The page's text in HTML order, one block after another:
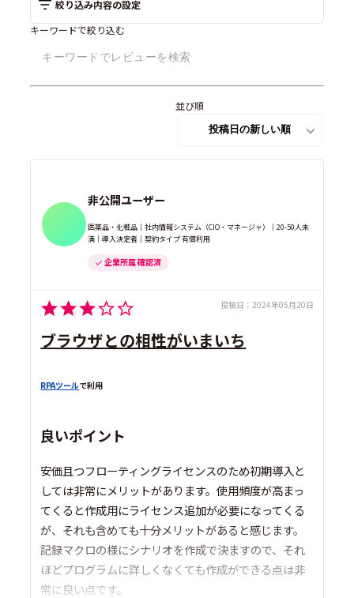
絞り込み内容の設定
キーワードで絞り込む
並び順
非公開ユーザー
医薬品・化粧品｜社内情報システム（CIO・マネージャ）｜20-50人未
満｜導入決定者｜契約タイプ 有償利用
企業所属 確認済
投稿日： 2024年05月20日
ブラウザとの相性がいまいち
RPAツールで利用
良いポイント
安価且つフローティングライセンスのため初期導入と
しては非常にメリットがあります。使用頻度が高まっ
てくると作成用にライセンス追加が必要になってくる
が、それも含めても十分メリットがあると感じます。
記録マクロの様にシナリオを作成で決ますので、それ
ほどプログラムに詳しくなくても作成ができる点は非
常に良い点です。